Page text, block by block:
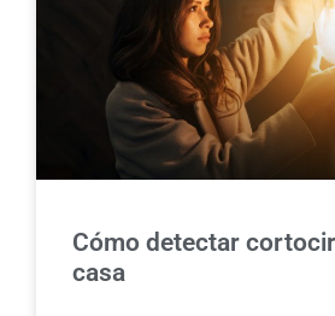
Cómo detectar
casa